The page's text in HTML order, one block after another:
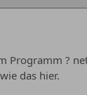
Programm ?
das hier.